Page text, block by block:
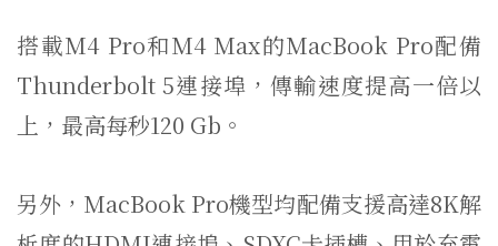
搭載M4 Pro和M4 Max的MacBook Pro配備
Thunderbolt 5連接埠，傳輸速度提高一倍以
上，最高每秒120 Gb。
另外，MacBook Pro機型均配備支援高達8K解